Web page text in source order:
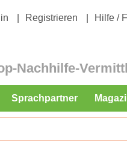
Registrieren Hilfe /
Nachhilfe-
Sprachpartner